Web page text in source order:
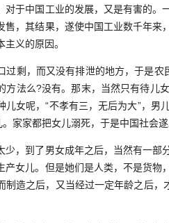
对于中国工业的发展，又是有害的
售，其结果，遂使中国工业数千年
义的原因。
剩，而又没有排泄的地方，于是农
方法么?没有。那末，当然只有待儿
儿女呢，“不孝有三，无后为大”，男
。家家都把女儿溺死，于是中国社会
，到了男女成年之后，当然有一部
产女儿。但是她们是人类，不是货
制造之后，又当经过一定年龄之后